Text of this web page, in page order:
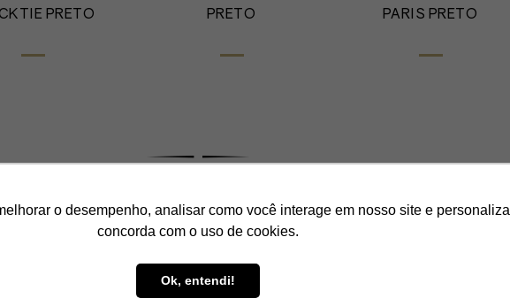
o desempenho, analisar como você interage em nosso site e
concorda com o uso de cookies.
Ok, entendi!
PRETO
PRETO
PARIS PRETO
Horário de funcionamento
2ª a 6ª: 10h às 20h e Sáb.: 9h às 18h
© Black Tie. Todos os direitos reservados